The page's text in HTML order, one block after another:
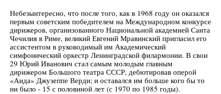
Небезынтересно, что после того, как в 1968 году он оказался
первым советским победителем на Международном конкурсе
дирижеров, организованного Национальной академией Санта
Чечилия в Риме, великий Евгений Мравинский пригласил его
ассистентом в руководимый им Академический
симфонический оркестр Ленинградской филармонии. В свои
29 Юрий Иванович стал самым молодым главным
дирижером Большого театра СССР, дебютировав оперой
«Аида» Джузеппе Верди; и оставался им больше кого бы то
ни было - 15 с половиной лет (с 1970 по 1985 годы).